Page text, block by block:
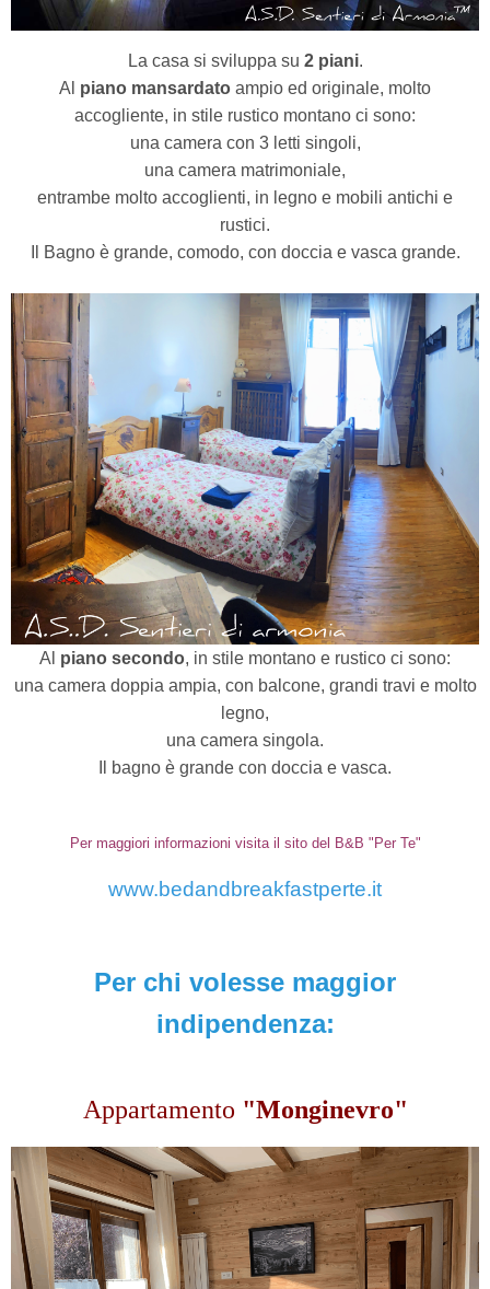
La casa si sviluppa su 2 piani.
Al piano mansardato ampio ed originale, molto
accogliente, in stile rustico montano ci sono:
una camera con 3 letti singoli,
una camera matrimoniale,
entrambe molto accoglienti, in legno e mobili antichi e
rustici.
Il Bagno è grande, comodo, con doccia e vasca grande.
Al piano secondo, in stile montano e rustico ci sono:
una camera doppia ampia, con balcone, grandi travi e molto
legno,
una camera singola.
Il bagno è grande con doccia e vasca.
Per maggiori informazioni visita il sito del B&B "Per Te"
www.bedandbreakfastperte.it
Per chi volesse maggior
indipendenza:
Appartamento "Monginevro"